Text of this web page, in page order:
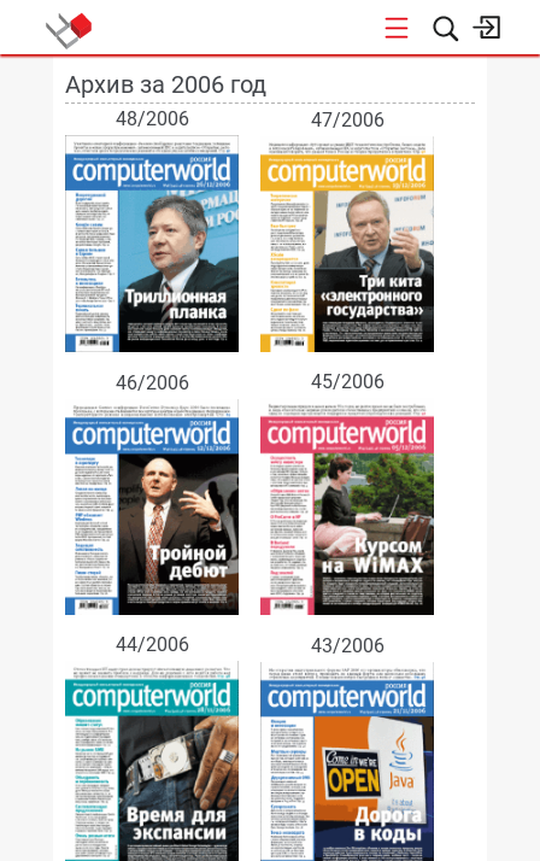
Архив за 2006 год
48/2006 47/2006
46/2006 45/2006
44/2006 43/2006